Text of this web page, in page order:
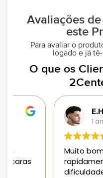
Avaliações
este
Para avaliar o
logado e já
O que os
E.H
1 ano atrás
Muito bom,
rapidamente aos
dificuldades, não